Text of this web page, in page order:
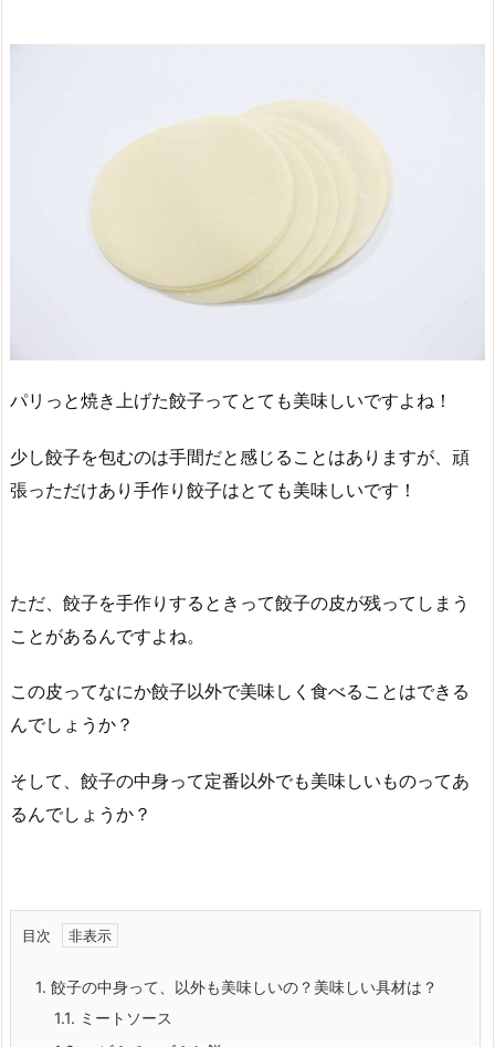
パリっと焼き上げた餃子ってとても美味しいですよね！
少し餃子を包むのは手間だと感じることはありますが、頑
張っただけあり手作り餃子はとても美味しいです！
ただ、餃子を手作りするときって餃子の皮が残ってしまう
ことがあるんですよね。
この皮ってなにか餃子以外で美味しく食べることはできる
んでしょうか？
そして、餃子の中身って定番以外でも美味しいものってあ
るんでしょうか？
目次
1. 餃子の中身って、以外も美味しいの？美味しい具材は？
1.1. ミートソース